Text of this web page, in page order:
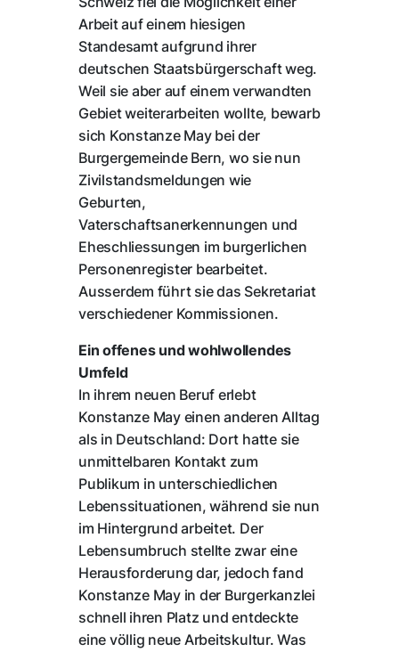
Arbeit auf einem hiesigen
Standesamt aufgrund ihrer
deutschen Staatsbürgerschaft weg.
Weil sie aber auf einem verwandten
Gebiet weiterarbeiten wollte, bewarb
sich Konstanze May bei der
Burgergemeinde Bern, wo sie nun
Zivilstandsmeldungen wie
Geburten,
Vaterschaftsanerkennungen und
Eheschliessungen im burgerlichen
Personenregister bearbeitet.
Ausserdem führt sie das Sekretariat
verschiedener Kommissionen.
Ein offenes und wohlwollendes
Umfeld
In ihrem neuen Beruf erlebt
Konstanze May einen anderen Alltag
als in Deutschland: Dort hatte sie
unmittelbaren Kontakt zum
Publikum in unterschiedlichen
Lebenssituationen, während sie nun
im Hintergrund arbeitet. Der
Lebensumbruch stellte zwar eine
Herausforderung dar, jedoch fand
Konstanze May in der Burgerkanzlei
schnell ihren Platz und entdeckte
eine völlig neue Arbeitskultur. Was